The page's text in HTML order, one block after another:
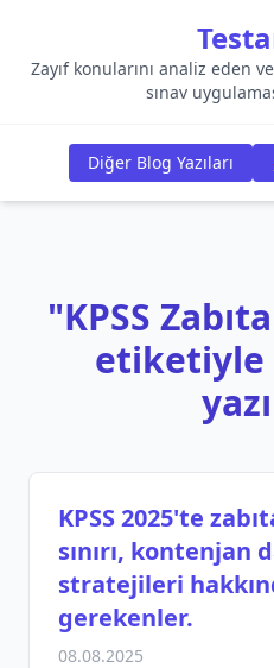
Zayıf konularını analiz eden
sınav
Diğer Blog Yazıları
"KPSS
etiketiyle
KPSS 2025'te
sınırı, kontenjan
stratejileri
gerekenler.
08.08.2025